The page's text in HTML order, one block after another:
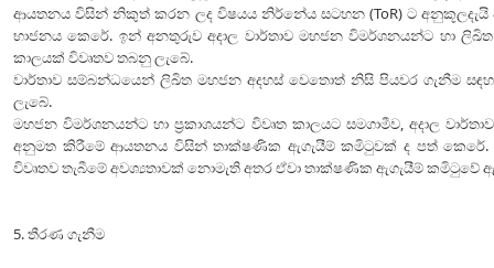
ආයතනය විසින් නිකුත් කරන ලද විෂයය නිර්නේය සටහන (ToR) ට අනුකූලදැයි
භාජනය කෙරේ. ඉන් අනතුරුව අදාල වාර්තාව මහජන විමර්ශනයන්ට හා ලිඛිත
කාලයක් විවෘතව තබනු ලැබේ.
වාර්තාව සම්බන්ධයෙන් ලිඛිත මහජන අදහස් වෙතොත් නිසි පියවර ගැනීම
ලැබේ.
මහජන විමර්ශනයන්ට හා ප්‍රකාශයන්ට විවෘත කාලයට සමගාමීව, අදාල
අනුමත කිරීමේ ආයතනය විසින් තාක්ෂණික ඇගැයීම් කමිටුවක් ද පත් කෙරේ.
විවෘතව තැබීමේ අවශ්‍යතාවක් නොමැති අතර ඒවා තාක්ෂණික ඇගැයීම්
5. තීරණ ගැනීම